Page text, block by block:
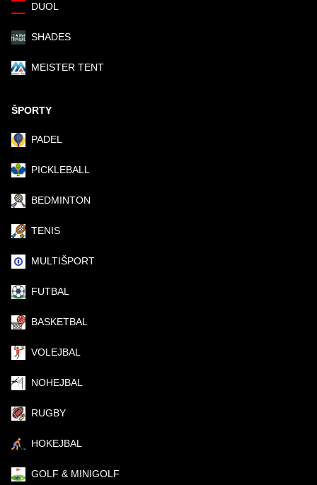
DUOL
SHADES
MEISTER TENT
ŠPORTY
PADEL
PICKLEBALL
BEDMINTON
TENIS
MULTIŠPORT
FUTBAL
BASKETBAL
VOLEJBAL
NOHEJBAL
RUGBY
HOKEJBAL
GOLF & MINIGOLF